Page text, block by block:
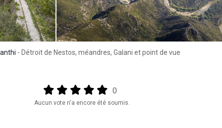
- Détroit de Nestos, méandres, Galani et point de vue
Output format
(star)(star)(star)(star)(star)
0
Aucun vote n'a encore été soumis.